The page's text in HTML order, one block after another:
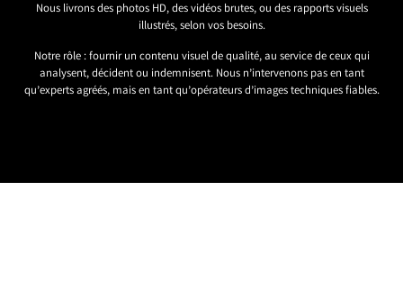
Nous livrons des photos HD, des vidéos brutes, ou des rapports visuels
illustrés, selon vos besoins.
Notre rôle : fournir un contenu visuel de qualité, au service de ceux qui
analysent, décident ou indemnisent. Nous n’intervenons pas en tant
qu’experts agréés, mais en tant qu’opérateurs d’images techniques fiables.